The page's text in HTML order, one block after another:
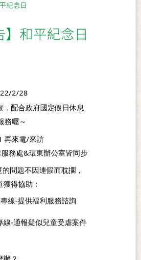
紀念日
】和平紀念日
2/28
配合政府國定假日休息
務喔～
再來電/來訪
務處&環東辦公室皆同步
問題不因連假而耽擱，
得協助：
線-提供福利服務諮詢
線-通報疑似兒童受虐案件